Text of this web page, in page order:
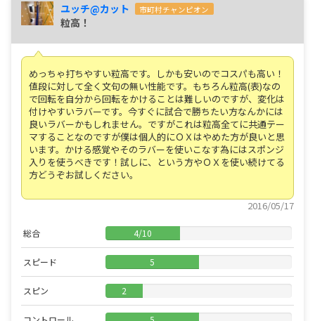
ユッチ@カット 市町村チャンピオン
粒高！
めっちゃ打ちやすい粒高です。しかも安いのでコスパも高い！
値段に対して全く文句の無い性能です。もちろん粒高(表)なの
で回転を自分から回転をかけることは難しいのですが、変化は
付けやすいラバーです。今すぐに試合で勝ちたい方なんかには
良いラバーかもしれません。ですがこれは粒高全てに共通テー
マすることなのですが僕は個人的にＯＸはやめた方が良いと思
います。かける感覚やそのラバーを使いこなす為にはスポンジ
入りを使うべきです！試しに、という方やＯＸを使い続けてる
方どうぞお試しください。
2016/05/17
総合 4/10
スピード 5
スピン 2